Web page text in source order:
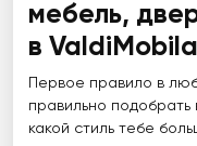
мебель,
в ValdiMobila
Первое правило в
правильно подобрать
какой стиль тебе